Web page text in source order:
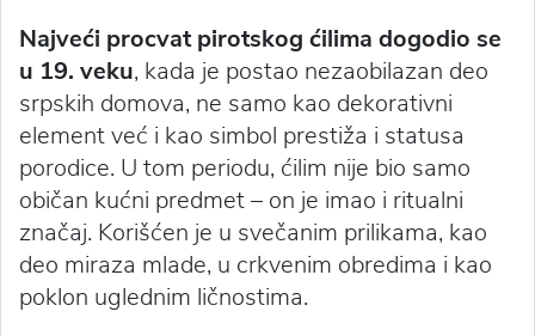
Najveći procvat pirotskog ćilima dogodio se
u 19. veku, kada je postao nezaobilazan deo
srpskih domova, ne samo kao dekorativni
element već i kao simbol prestiža i statusa
porodice. U tom periodu, ćilim nije bio samo
običan kućni predmet – on je imao i ritualni
značaj. Korišćen je u svečanim prilikama, kao
deo miraza mlade, u crkvenim obredima i kao
poklon uglednim ličnostima.